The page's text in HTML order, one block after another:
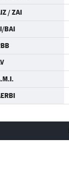
/ ZAI
BAI